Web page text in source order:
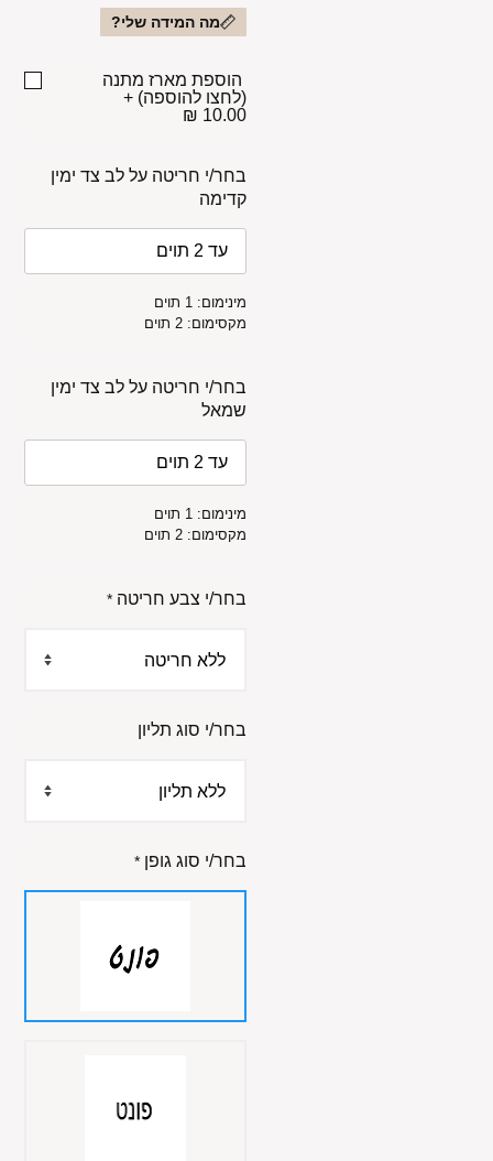
מה המידה שלי?
הוספת מארז מתנה
(לחצו להוספה) +
10.00 ₪
בחר/י חריטה על לב צד ימין
קדימה
מינימום: 1 תוים
מקסימום: 2 תוים
בחר/י חריטה על לב צד ימין
שמאל
מינימום: 1 תוים
מקסימום: 2 תוים
בחר/י צבע חריטה *
בחר/י סוג תליון
בחר/י סוג גופן *